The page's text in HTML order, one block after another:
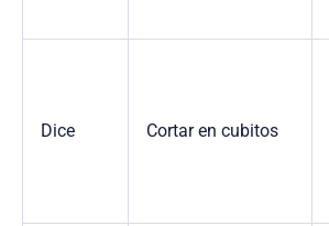
Dice Cortar en cubitos